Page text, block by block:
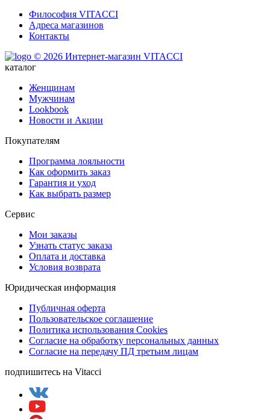
Философия VITACCI
Адреса магазинов
Контакты
© 2026 Интернет-магазин VITACCI
каталог
Женщинам
Мужчинам
Lookbook
Новости и Акции
Покупателям
Программа лояльности
Как оформить заказ
Гарантия и уход
Как выбрать размер
Сервис
Мои заказы
Узнать статус заказа
Оплата и доставка
Условия возврата
Юридическая информация
Публичная оферта
Пользовательское соглашение
Политика использования Cookies
Согласие на обработку персональных данных
Согласие на передачу ПД третьим лицам
подпишитесь на Vitacci